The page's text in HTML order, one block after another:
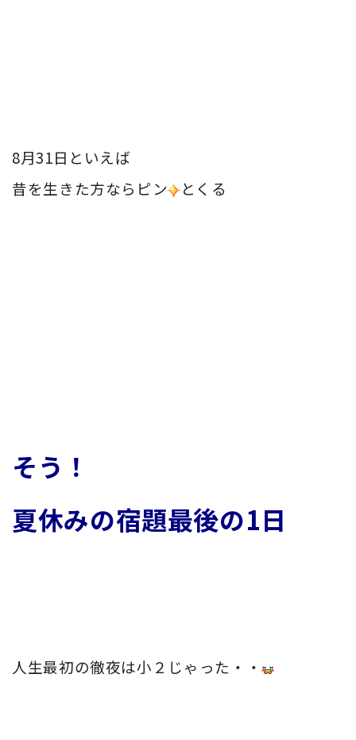
8月31日といえば
昔を生きた方ならピン
とくる
そう！
夏休みの宿題最後の1日
人生最初の徹夜は小２じゃった・・